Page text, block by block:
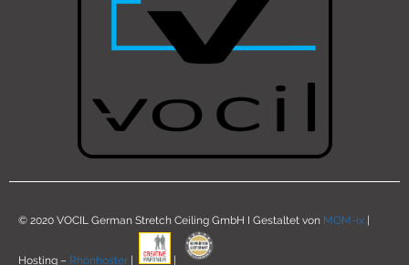
© 2020 VOCIL German Stretch Ceiling GmbH I Gestaltet von MOM-ix |
Hosting – Rhönhoster | |